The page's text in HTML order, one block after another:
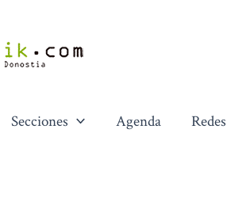
Secciones Agenda Redes